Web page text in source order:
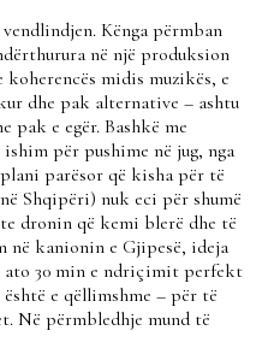
Kënga përmban
në një produksion
midis muzikës, e
dhe pak alternative – ashtu
pak e egër. Bashkë me
për pushime në jug, nga
parësor që kisha për të
Shqipëri) nuk eci për shumë
dronin që kemi blerë dhe të
në kanionin e Gjipesë, ideja
ato 30 min e ndriçimit perfekt
e qëllimshme – për të
Në përmbledhje mund të